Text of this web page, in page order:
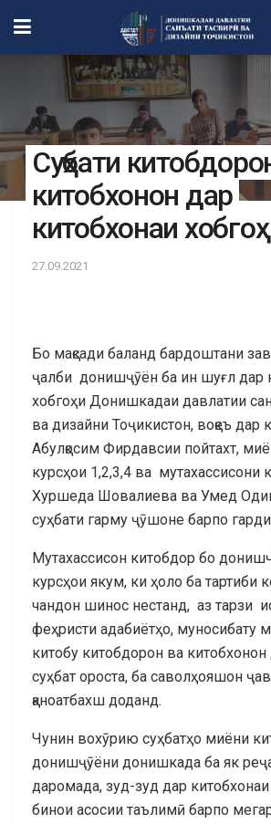
Суҳбати
китобхонон дар
китобхонаи хобгоҳ
27.09.2021
Бо мақсади баланд бардоштани
ҷалби донишҷӯён ба ин шуғл дар
хобгоҳи Донишкадаи давлатии
ва дизайни Тоҷикистон, воқеъ дар
Абулқосим Фирдавсии пойтахт,
курсҳои 1,2,3,4 ва мутахассисони
Хуршеда Шовалиева ва Умед
суҳбати гарму ҷӯшоне барпо
Мутахассисон китобдор бо
курсҳои якум, ки ҳоло ба тартиби
чандон шинос нестанд, аз тарзи
феҳристи адабиётҳо, муносибату
китобу китобдорон ва китобхонон
суҳбат ороста, ба саволҳояшон
қаноатбахш доданд.
Чунин вохӯрию суҳбатҳо миёни
донишҷӯёни донишкада ба як
даромада, зуд-зуд дар
бинои асосии таълимӣ барпо